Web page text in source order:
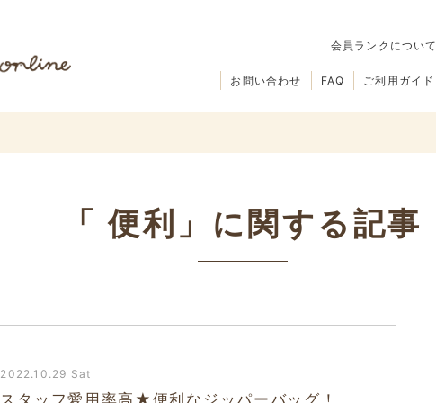
会員ランクについて
ご利用ガイド
FAQ
お問い合わせ
「 便利」に関する記事
2022.10.29 Sat
スタッフ愛用率高★便利なジッパーバッグ！